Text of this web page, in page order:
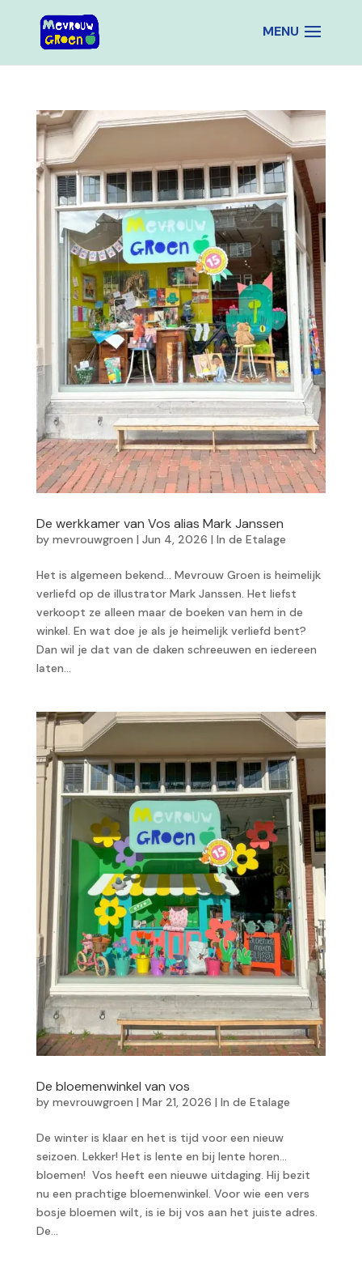
De werkkamer van Vos alias Mark Janssen
by mevrouwgroen | Jun 4, 2026 | In de Etalage
Het is algemeen bekend… Mevrouw Groen is heimelijk
verliefd op de illustrator Mark Janssen. Het liefst
verkoopt ze alleen maar de boeken van hem in de
winkel. En wat doe je als je heimelijk verliefd bent?
Dan wil je dat van de daken schreeuwen en iedereen
laten...
De bloemenwinkel van vos
by mevrouwgroen | Mar 21, 2026 | In de Etalage
De winter is klaar en het is tijd voor een nieuw
seizoen. Lekker! Het is lente en bij lente horen…
bloemen! Vos heeft een nieuwe uitdaging. Hij bezit
nu een prachtige bloemenwinkel. Voor wie een vers
bosje bloemen wilt, is ie bij vos aan het juiste adres.
De...